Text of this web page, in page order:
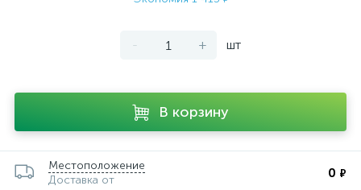
- + шт
В корзину
Местоположение
Доставка от
0 ₽